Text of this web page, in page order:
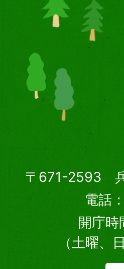
〒671-2593 兵
電話
開庁
（土曜、